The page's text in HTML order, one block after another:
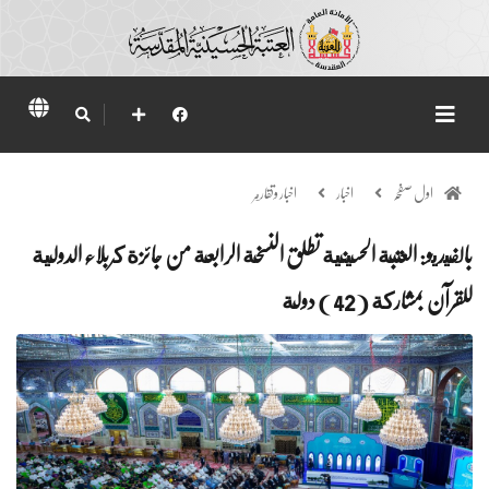
اول صفحہ اخبار اخبار وتقارير
بالفيديو: العتبة الحسينية تطلق النسخة الرابعة من جائزة كربلاء الدولية
للقرآن بمشاركة ( 42 ) دولة